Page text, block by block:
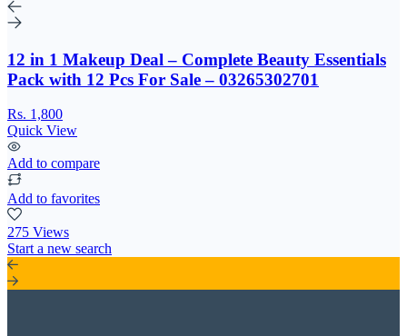
12 in 1 Makeup Deal – Complete Beauty Essentials
Pack with 12 Pcs For Sale – 03265302701
Rs. 1,800
Quick View
Add to compare
Add to favorites
275 Views
Start a new search